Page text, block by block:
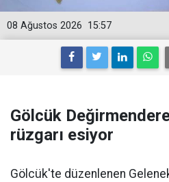
15:57
08 Ağustos 2026
Gölcük
rüzgarı esiyor
Gölcük'te düzenlenen